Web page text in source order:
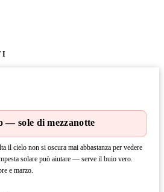
— sole di mezzanotte
il cielo non si oscura mai abbastanza per vedere
solare può aiutare — serve il buio vero.
e marzo.